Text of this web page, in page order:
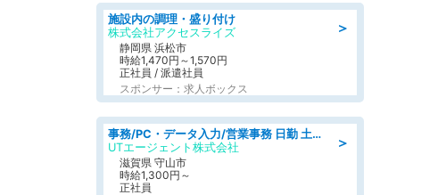
＞
施設内の調理・盛り付け
株式会社アクセスライズ
静岡県 浜松市
時給1,470円～1,570円
正社員 / 派遣社員
スポンサー：求人ボックス
＞
事務/PC・データ入力/営業事務 日勤 土日休み 船舶用のエンジンを扱う会社 総合事務
UTエージェント株式会社
滋賀県 守山市
時給1,300円～
正社員